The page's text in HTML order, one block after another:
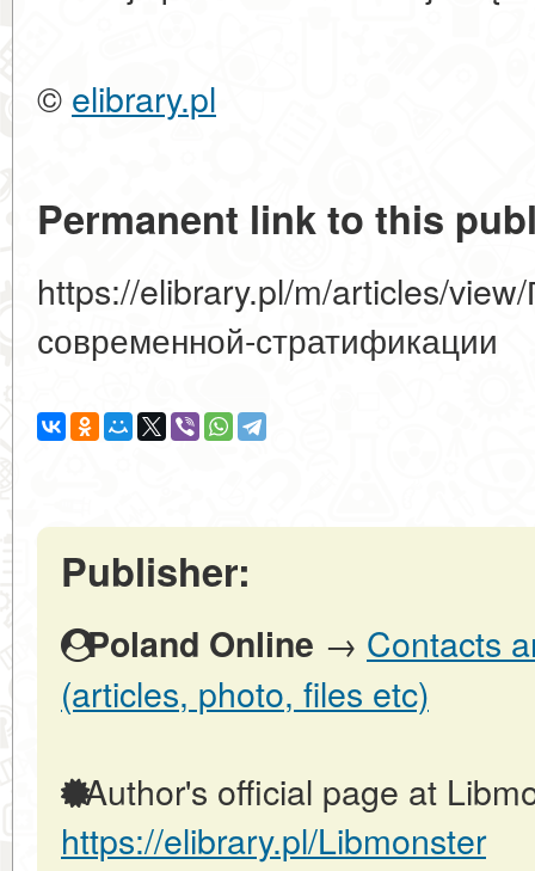
© elibrary.pl
Permanent link to this
https://elibrary.pl/m/articles/
современной-стратификации
Publisher:
Poland Online → Contacts
(articles, photo, files etc)
Author's official page at
https://elibrary.pl/Libmonster